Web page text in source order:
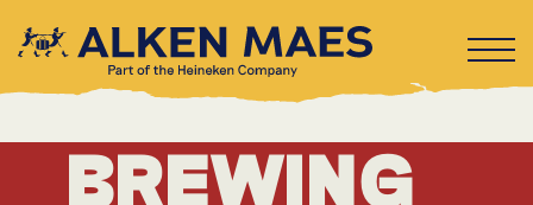
BREWING